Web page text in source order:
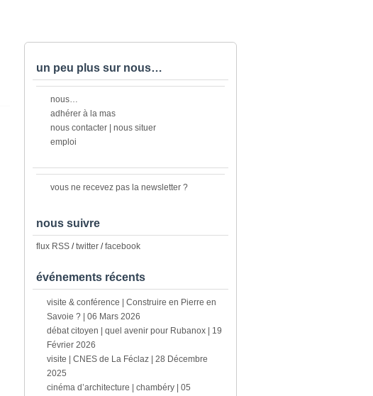
un peu plus sur nous…
nous…
adhérer à la mas
nous contacter | nous situer
emploi
vous ne recevez pas la newsletter ?
nous suivre
flux RSS /twitter /facebook
événements récents
visite & conférence | Construire en Pierre en
Savoie ? | 06 Mars 2026
débat citoyen | quel avenir pour Rubanox | 19
Février 2026
visite | CNES de La Féclaz | 28 Décembre
2025
cinéma d’architecture | chambéry | 05